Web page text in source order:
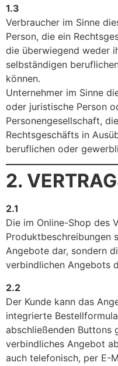
1.3
Verbraucher im Sinne
Person, die ein
die überwiegend weder
selbständigen
können.
Unternehmer im Sinne
oder juristische Person
Personengesellschaft,
Rechtsgeschäfts in
beruflichen oder
2.
2.1
Die im Online-Shop des
Produktbeschreibungen
Angebote dar, sondern
verbindlichen Angebots
2.2
Der Kunde kann das
integrierte
abschließenden Buttons
verbindliches Angebot
auch telefonisch, per E-